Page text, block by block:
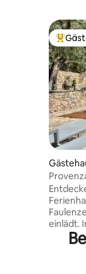
einlädt.
Stroh-